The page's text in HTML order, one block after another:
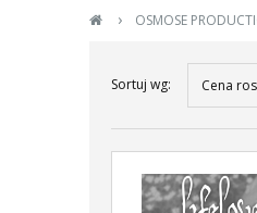
› OSMOSE
Sortuj wg: Cena